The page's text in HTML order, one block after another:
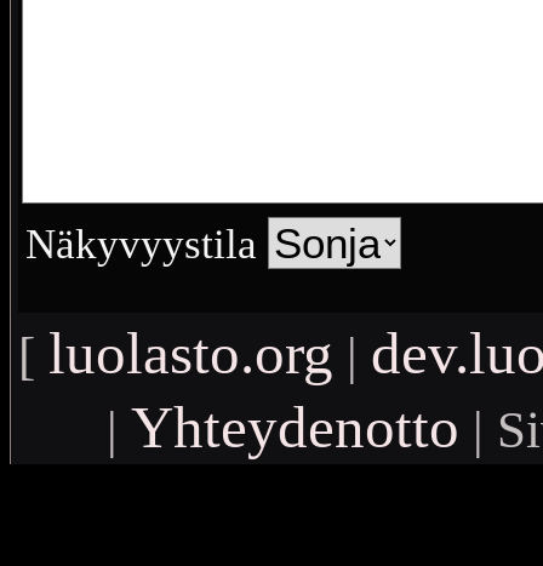
Näkyvyystila
[ luolasto.org |
| Yhteydenotto |